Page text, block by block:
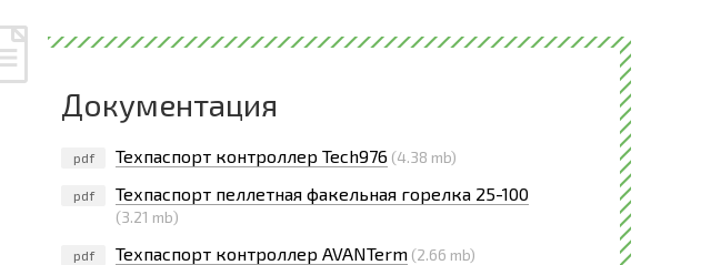
Документация
pdf Техпаспорт контроллер Tech976 (4.38 mb)
pdf Техпаспорт пеллетная факельная горелка 25-100
(3.21 mb)
pdf Техпаспорт контроллер AVANTerm (2.66 mb)